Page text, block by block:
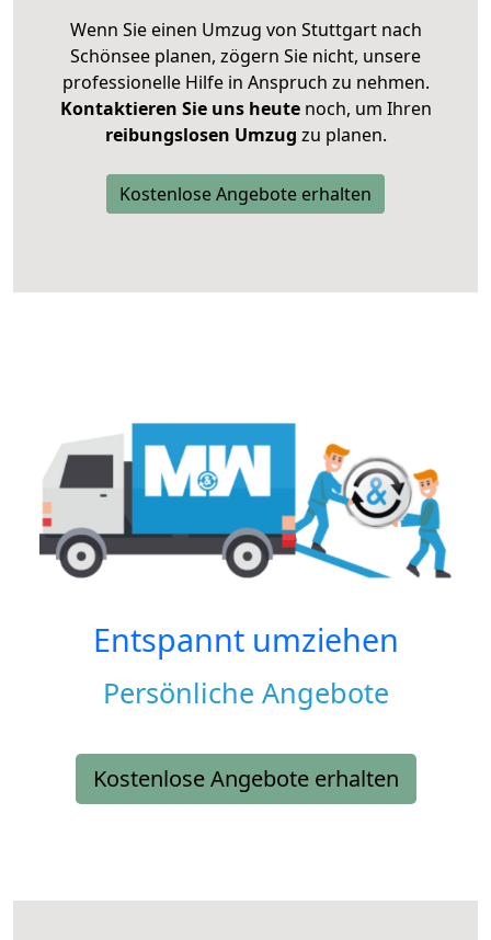
Wenn Sie einen Umzug von Stuttgart nach
Schönsee planen, zögern Sie nicht, unsere
professionelle Hilfe in Anspruch zu nehmen.
Kontaktieren Sie uns heutenoch, um Ihren
reibungslosen Umzug zu planen.
Kostenlose Angebote erhalten
Entspannt umziehen
Persönliche Angebote
Kostenlose Angebote erhalten